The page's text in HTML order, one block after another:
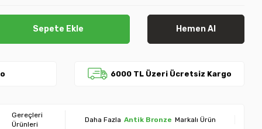
Sepete Ekle Hemen Al
6000 TL Üzeri Ücretsiz Kargo
Gereçleri
Ürünleri
Daha Fazla Antik Bronze Markalı Ürün